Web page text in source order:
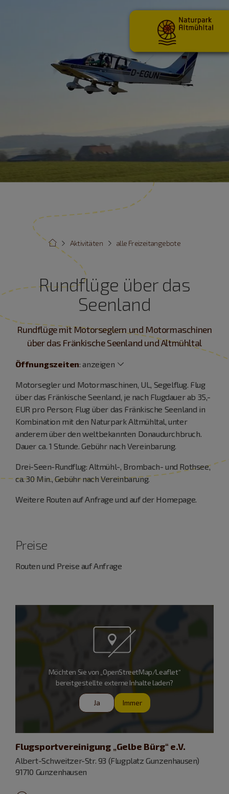
alle Freizeitangebote
Aktivitäten
Rundflüge über das
Seenland
Rundflüge mit Motorseglern und Motormaschinen
über das Fränkische Seenland und Altmühltal
Öffnungszeiten:anzeigen
Motorsegler und Motormaschinen, UL, Segelflug. Flug
über das Fränkische Seenland, je nach Flugdauer ab 35,-
EUR pro Person; Flug über das Fränkische Seenland in
Kombination mit den Naturpark Altmühltal, unter
anderem über den weltbekannten Donaudurchbruch.
Dauer ca. 1 Stunde. Gebühr nach Vereinbarung.
Drei-Seen-Rundflug: Altmühl-, Brombach- und Rothsee,
ca. 30 Min., Gebühr nach Vereinbarung.
Weitere Routen auf Anfrage und auf der Homepage.
Preise
Routen und Preise auf Anfrage
Möchten Sie von „OpenStreetMap/Leaflet“
bereitgestellte externe Inhalte laden?
Ja Immer
Flugsportvereinigung „Gelbe Bürg“ e.V.
Albert-Schweitzer-Str. 93 (Flugplatz Gunzenhausen)
91710 Gunzenhausen